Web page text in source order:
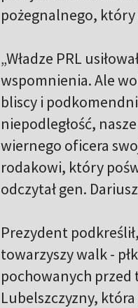
pożegnalnego, który
„Władze PRL
wspomnienia. Ale
bliscy i
niepodległość,
wiernego oficera
rodakowi, który
odczytał gen.
Prezydent
towarzyszy walk -
pochowanych przed
Lubelszczyzny,